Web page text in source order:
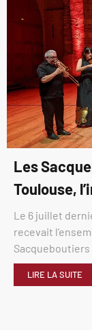
Les
Toulouse,
Le 6 juillet
recevait
Sacqueboutiers
LIRE LA SUITE